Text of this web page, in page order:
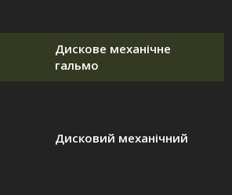
Дискове механічне
гальмо
Дисковий механічний